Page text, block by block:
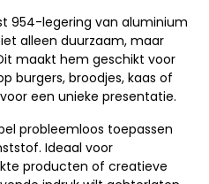
954-legering van aluminium
alleen duurzaam, maar
maakt hem geschikt voor
burgers, broodjes, kaas of
een unieke presentatie.
probleemloos toepassen
Ideaal voor
producten of creatieve